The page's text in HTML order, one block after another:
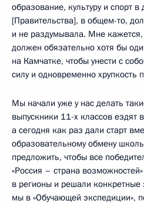
образование, культуру и спорт
[Правительства], в общем-то,
и не раздумывала. Мне
должен обязательно хотя бы
на Камчатке, чтобы унести с
силу и одновременно хрупкость
Мы начали уже у нас делать
выпускники 11-х классов ездят
а сегодня как раз дали старт
образовательному обмену
предложить, чтобы все
«Россия – страна
в регионы и решали конкретные
мы в «Обучающей экспедиции»,